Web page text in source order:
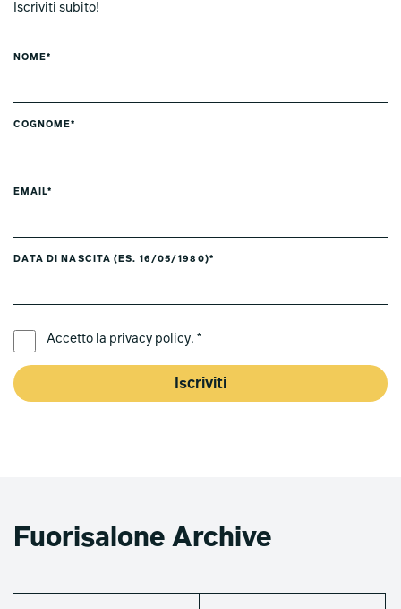
Iscriviti subito!
NOME*
COGNOME*
EMAIL*
DATA DI NASCITA (ES. 16/05/1980)*
Accetto la privacy policy. *
Iscriviti
Fuorisalone Archive